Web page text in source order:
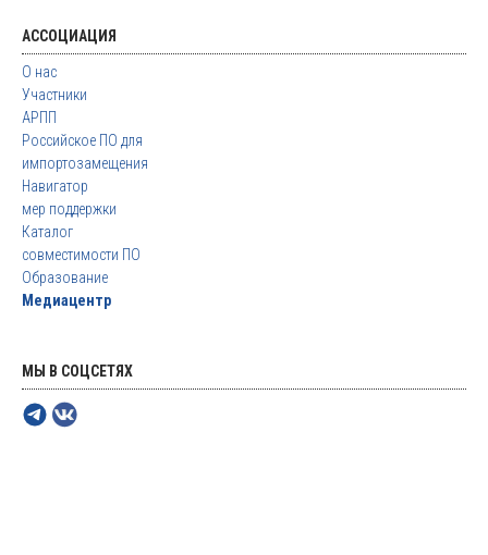
АССОЦИАЦИЯ
О нас
Участники
АРПП
Российское ПО для
импортозамещения
Навигатор
мер поддержки
Каталог
совместимости ПО
Образование
Медиацентр
МЫ В СОЦСЕТЯХ